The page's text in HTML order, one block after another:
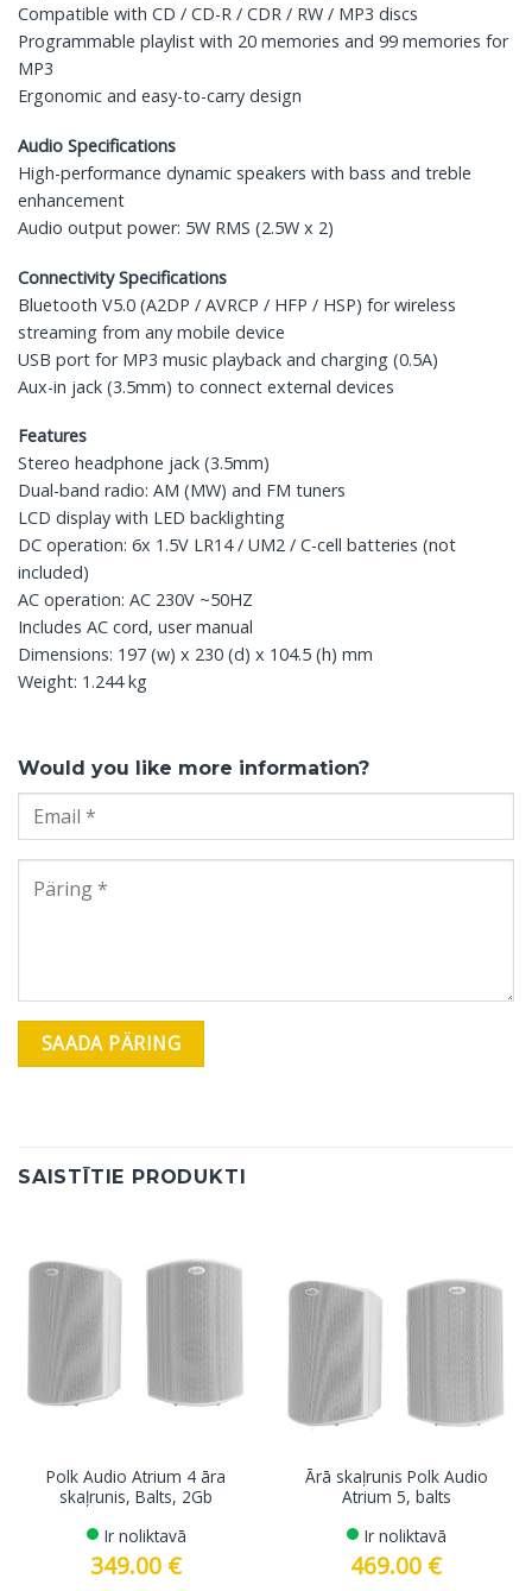
Compatible with CD / CD-R / CDR / RW / MP3 discs
Programmable playlist with 20 memories and 99 memories for
MP3
Ergonomic and easy-to-carry design
Audio Specifications
High-performance dynamic speakers with bass and treble
enhancement
Audio output power: 5W RMS (2.5W x 2)
Connectivity Specifications
Bluetooth V5.0 (A2DP / AVRCP / HFP / HSP) for wireless
streaming from any mobile device
USB port for MP3 music playback and charging (0.5A)
Aux-in jack (3.5mm) to connect external devices
Features
Stereo headphone jack (3.5mm)
Dual-band radio: AM (MW) and FM tuners
LCD display with LED backlighting
DC operation: 6x 1.5V LR14 / UM2 / C-cell batteries (not
included)
AC operation: AC 230V ~50HZ
Includes AC cord, user manual
Dimensions: 197 (w) x 230 (d) x 104.5 (h) mm
Weight: 1.244 kg
Would you like more information?
SAISTĪTIE PRODUKTI
Polk Audio Atrium 4 āra
skaļrunis, Balts, 2Gb
Ir noliktavā
349.00 €
Ārā skaļrunis Polk Audio
Atrium 5, balts
Ir noliktavā
469.00 €